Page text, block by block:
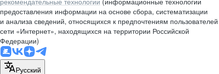
предоставления информации на основе сбора, систематизации
и анализа сведений, относящихся к предпочтениям пользователей
сети «Интернет», находящихся на территории Российской
Федерации)
Русский